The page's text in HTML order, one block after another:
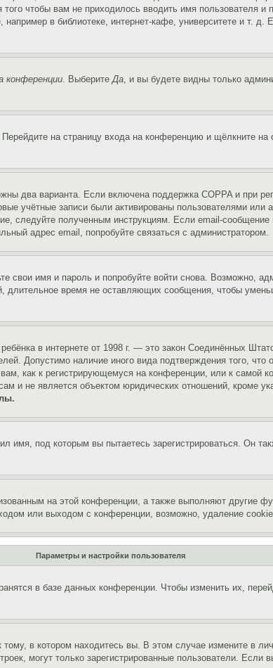
чтобы вам не приходилось вводить имя пользователя
в библиотеке, интернет-кафе, университете и т. д.
конференции. ВыберитеДа, и вы будете видны только
на страницу входа на конференцию и щёлкните на
два варианта. Если включена поддержка COPPA и при
учётные записи были активированы пользователями
следуйте полученным инструкциям. Если email-
адрес email, попробуйте связаться с администратором.
свои имя и пароль и попробуйте войти снова. Возможно,
длительное время не оставляющих сообщения, чтобы
в интернете от 1998 г. — это закон Соединённых
Допустимо наличие иного вида подтверждения того,
как к регистрирующемуся на конференции, или к самой
и не является объектом юридических отношений, кроме
имя, под которым вы пытаетесь зарегистрироваться. Он
на этой конференции, а также выполняют другие
или выходом с конференции, возможно, удаление
Параметры и настройки пользователя
в базе данных конференции. Чтобы изменить их,
в котором находитесь вы. В этом случае измените в
могут только зарегистрированные пользователи.